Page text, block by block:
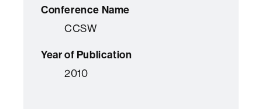
Conference Name
CCSW
Year of Publication
2010